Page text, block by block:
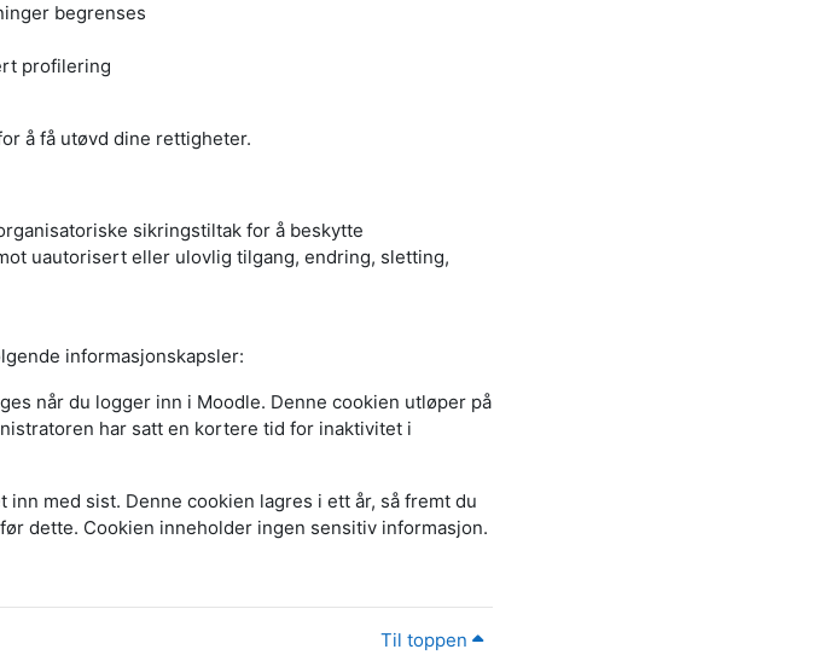
begrenses
profilering
å få utøvd dine rettigheter.
sikringstiltak for å beskytte
uautorisert eller ulovlig tilgang, endring, sletting,
informasjonskapsler:
når du logger inn i Moodle. Denne cookien utløper på
har satt en kortere tid for inaktivitet i
med sist. Denne cookien lagres i ett år, så fremt du
dette. Cookien inneholder ingen sensitiv informasjon.
Til toppen